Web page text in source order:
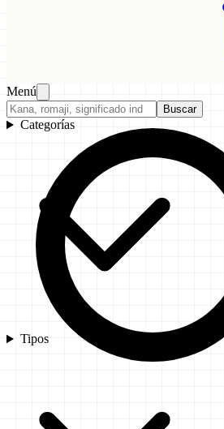
Menú
Buscar
Categorías
Tipos